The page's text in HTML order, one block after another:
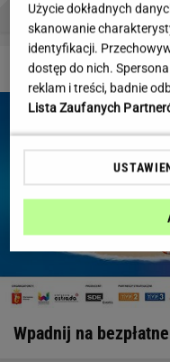
Wpadnij na
PROBLEMY POLSKICH SIATKARZY
Użycie dokładnych
skanowanie
identyfikacji.
dostęp do nich.
reklam i treści, badnie
Lista Zaufanych